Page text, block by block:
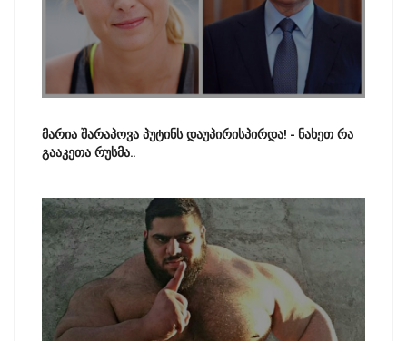
მარია შარაპოვა პუტინს დაუპირისპირდა! - ნახეთ რა
გააკეთა რუსმა..